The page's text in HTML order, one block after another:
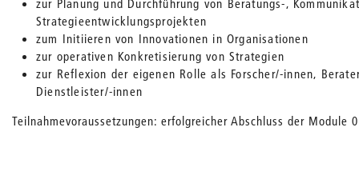
zur Planung und Durchführung von Beratungs-,
Strategieentwicklungsprojekten
zum Initiieren von Innovationen in Organisationen
zur operativen Konkretisierung von Strategien
zur Reflexion der eigenen Rolle als Forscher/-innen,
Dienstleister/-innen
Teilnahmevoraussetzungen: erfolgreicher Abschluss der Module